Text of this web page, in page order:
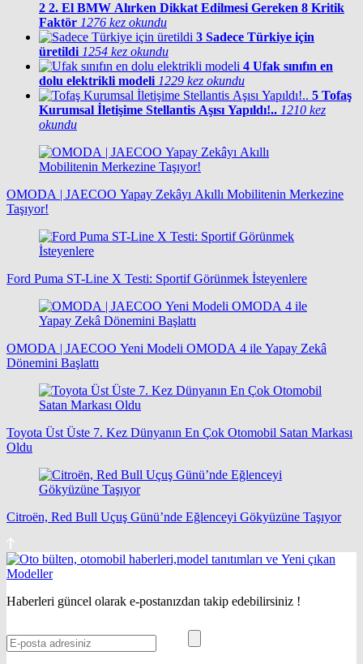
2 2. El BMW Alırken Dikkat Edilmesi Gereken 8 Kritik
Faktör 1276 kez okundu
3 Sadece Türkiye için
üretildi 1254 kez okundu
4 Ufak sınıfın en
dolu elektrikli modeli 1229 kez okundu
5 Tofaş
Kurumsal İletişime Stellantis Aşısı Yapıldı!.. 1210 kez
okundu
OMODA | JAECOO Yapay Zekâyı Akıllı Mobilitenin Merkezine
Taşıyor!
Ford Puma ST-Line X Testi: Sportif Görünmek İsteyenlere
OMODA | JAECOO Yeni Modeli OMODA 4 ile Yapay Zekâ
Dönemini Başlattı
Toyota Üst Üste 7. Kez Dünyanın En Çok Otomobil Satan Markası
Oldu
Citroën, Red Bull Uçuş Günü’nde Eğlenceyi Gökyüzüne Taşıyor
Haberleri güncel olarak e-postanızdan takip edebilirsiniz !